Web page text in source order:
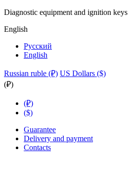
Diagnostic equipment and ignition keys
English
Русский
English
Russian ruble (₽) US Dollars ($)
(₽)
(₽)
($)
Guarantee
Delivery and payment
Contacts